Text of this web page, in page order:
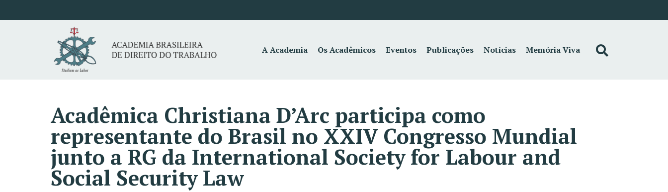
A Academia Os Acadêmicos Eventos Publicações Notícias Memória Viva
Acadêmica Christiana D’Arc participa como
representante do Brasil no XXIV Congresso Mundial
junto a RG da International Society for Labour and
Social Security Law